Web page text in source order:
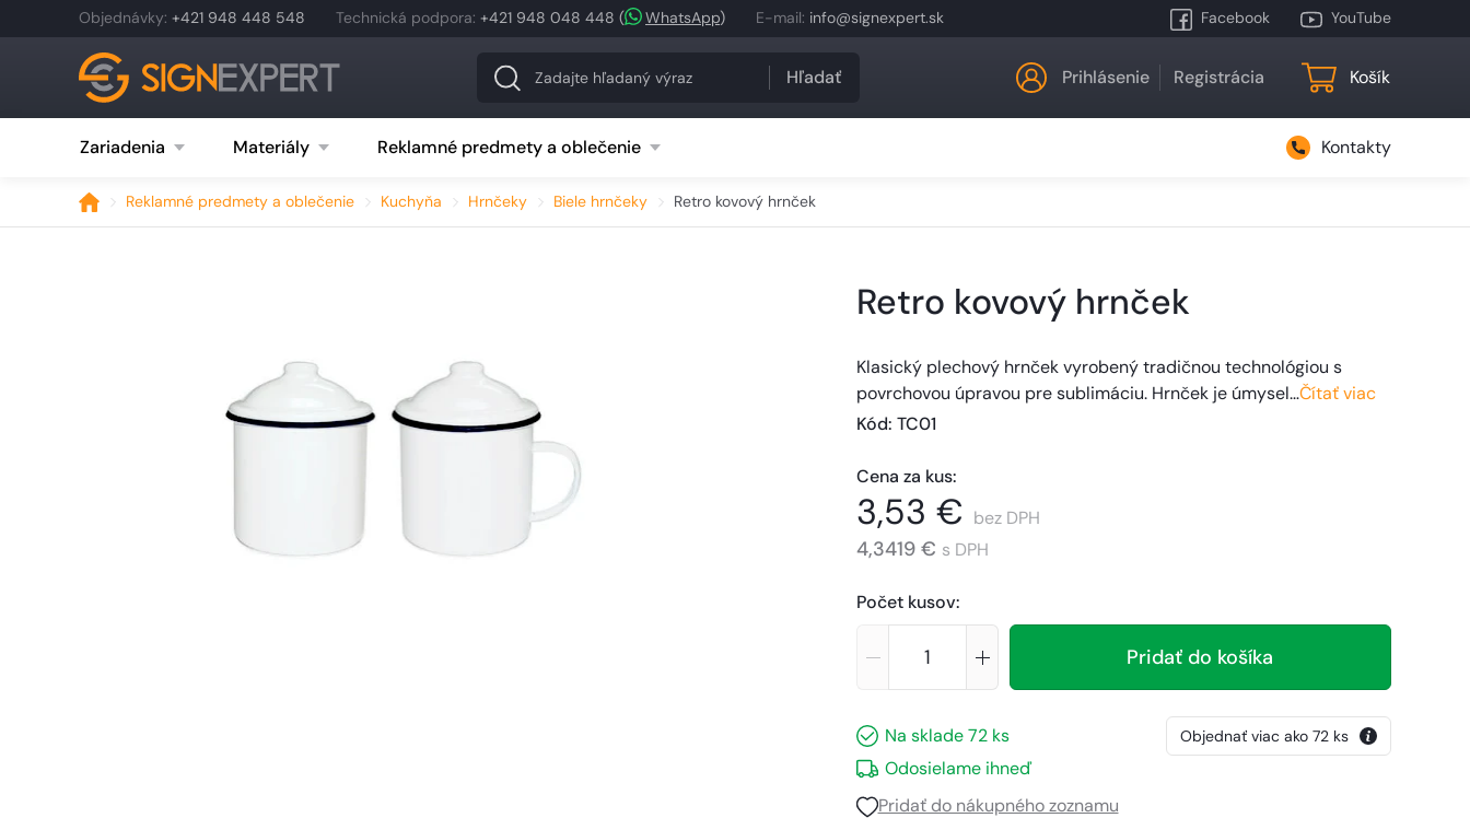
Objednávky: +421 948 448 548 Technická podpora: +421 948 048 448 ( WhatsApp) E-mail: info@signexpert.sk Facebook YouTube
Hľadať Prihlásenie Registrácia Košík
Zariadenia Materiály Reklamné predmety a oblečenie Kontakty
Reklamné predmety a oblečenie Kuchyňa Hrnčeky Biele hrnčeky Retro kovový hrnček
Retro kovový hrnček
Klasický plechový hrnček vyrobený tradičnou technológiou s
povrchovou úpravou pre sublimáciu. Hrnček je úmysel…Čítať viac
Kód: TC01
Cena za kus:
3,53 € bez DPH
4,3419 € s DPH
Počet kusov:
Pridať do košíka
Na sklade 72 ks Objednať viac ako 72 ks
Odosielame ihneď
Pridať do nákupného zoznamu